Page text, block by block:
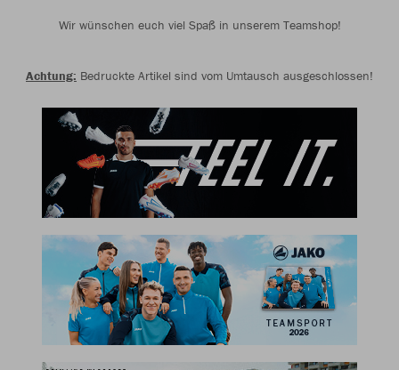
Wir wünschen euch viel Spaß in unserem Teamshop!
Achtung: Bedruckte Artikel sind vom Umtausch ausgeschlossen!